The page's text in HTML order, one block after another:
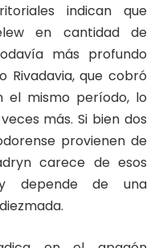
indican que
en cantidad de
más profundo
Rivadavia, que cobró
el mismo período, lo
más. Si bien dos
provienen de
carece de esos
y depende de una